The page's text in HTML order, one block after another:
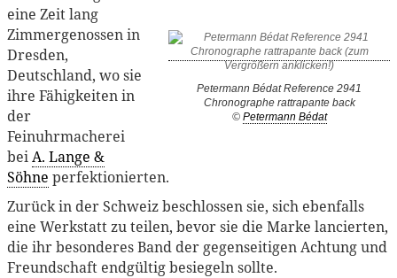
Petermann Bédat Reference 2941
Chronographe rattrapante back
© Petermann Bédat
eine Zeit lang
Zimmergenossen in
Dresden,
Deutschland, wo sie
ihre Fähigkeiten in
der
Feinuhrmacherei
beiA. Lange &
Söhne perfektionierten.
Zurück in der Schweiz beschlossen sie, sich ebenfalls
eine Werkstatt zu teilen, bevor sie die Marke lancierten,
die ihr besonderes Band der gegenseitigen Achtung und
Freundschaft endgültig besiegeln sollte.